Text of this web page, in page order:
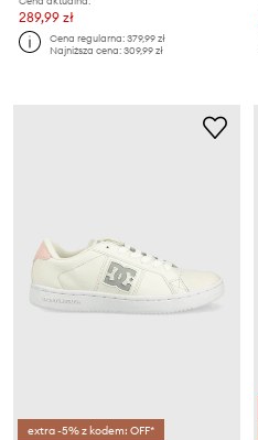
289,99 zł
Cena regularna:379,99 zł
Najniższa cena:309,99 zł
extra -5% z kodem: OFF*